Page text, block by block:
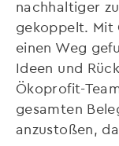
nachhaltiger
gekoppelt. Mit
einen Weg
Ideen und
Ökoprofit-
gesamten
anzustoßen,